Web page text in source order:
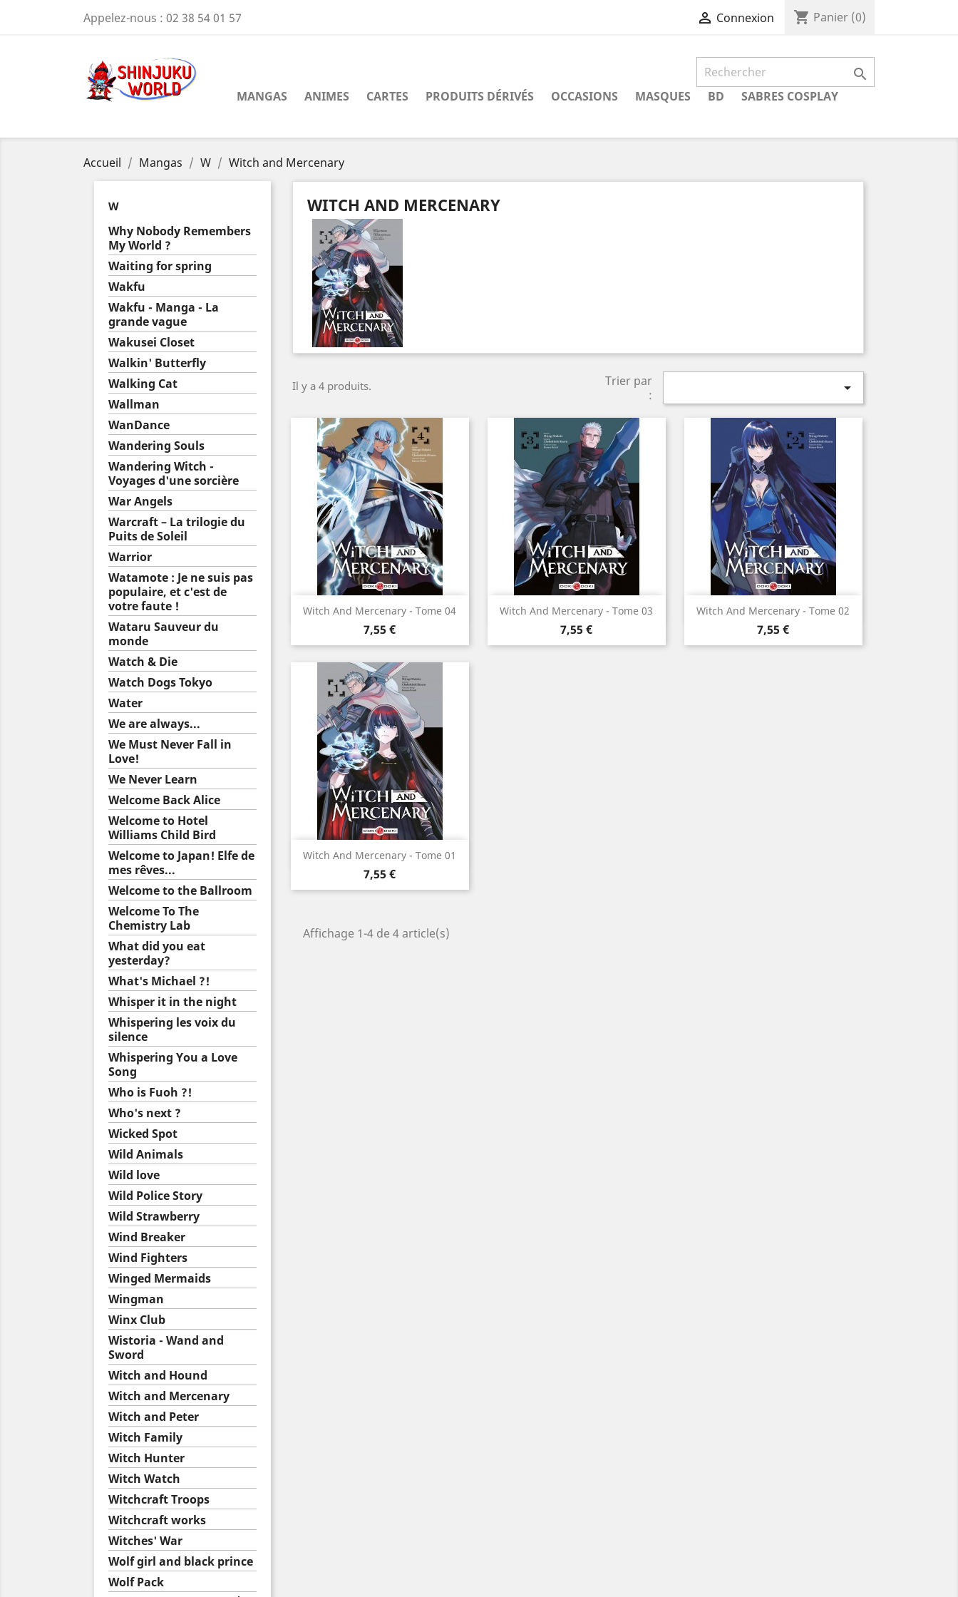
Appelez-nous : 02 38 54 01 57  Connexion shopping_cart Panier (0)

MANGAS ANIMES CARTES PRODUITS DÉRIVÉS OCCASIONS MASQUES BD SABRES COSPLAY
Accueil Mangas W Witch and Mercenary
W
Why Nobody Remembers
My World ?
Waiting for spring
Wakfu
Wakfu - Manga - La
grande vague
Wakusei Closet
Walkin' Butterfly
Walking Cat
Wallman
WanDance
Wandering Souls
Wandering Witch -
Voyages d'une sorcière
War Angels
Warcraft – La trilogie du
Puits de Soleil
Warrior
Watamote : Je ne suis pas
populaire, et c'est de
votre faute !
Wataru Sauveur du
monde
Watch & Die
Watch Dogs Tokyo
Water
We are always...
We Must Never Fall in
Love!
We Never Learn
Welcome Back Alice
Welcome to Hotel
Williams Child Bird
Welcome to Japan! Elfe de
mes rêves...
Welcome to the Ballroom
Welcome To The
Chemistry Lab
What did you eat
yesterday?
What's Michael ?!
Whisper it in the night
Whispering les voix du
silence
Whispering You a Love
Song
Who is Fuoh ?!
Who's next ?
Wicked Spot
Wild Animals
Wild love
Wild Police Story
Wild Strawberry
Wind Breaker
Wind Fighters
Winged Mermaids
Wingman
Winx Club
Wistoria - Wand and
Sword
Witch and Hound
Witch and Mercenary
Witch and Peter
Witch Family
Witch Hunter
Witch Watch
Witchcraft Troops
Witchcraft works
Witches' War
Wolf girl and black prince
Wolf Pack
WITCH AND MERCENARY
Il y a 4 produits.
Trier par
:

Witch And Mercenary - Tome 04
Prix
7,55 €
Aperçu rapide Witch And Mercenary - Tome 03
Prix
7,55 €
Aperçu rapide Witch And Mercenary - Tome 02
Prix
7,55 €
Aperçu rapide
Witch And Mercenary - Tome 01
Prix
7,55 €
Aperçu rapide
Affichage 1-4 de 4 article(s)